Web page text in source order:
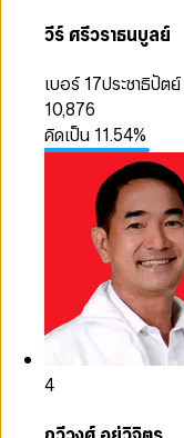
วีร์ ศรีวราธนบูลย์
เบอร์ 17ประชาธิปัตย์
10,876
คิดเป็น 11.54%
4